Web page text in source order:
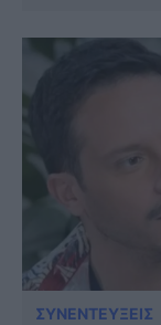
ΣΥΝΕΝΤΕΥΞΕΙΣ